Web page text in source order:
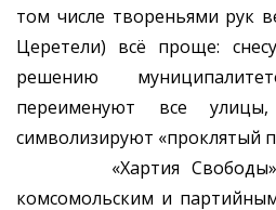
том числе твореньями рук
Церетели) всё проще:
решению
переименуют все
символизируют «проклятый
«Хартия Свободы»
комсомольским и